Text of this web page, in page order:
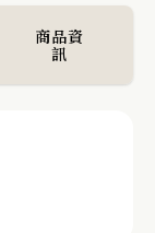
商品資
訊